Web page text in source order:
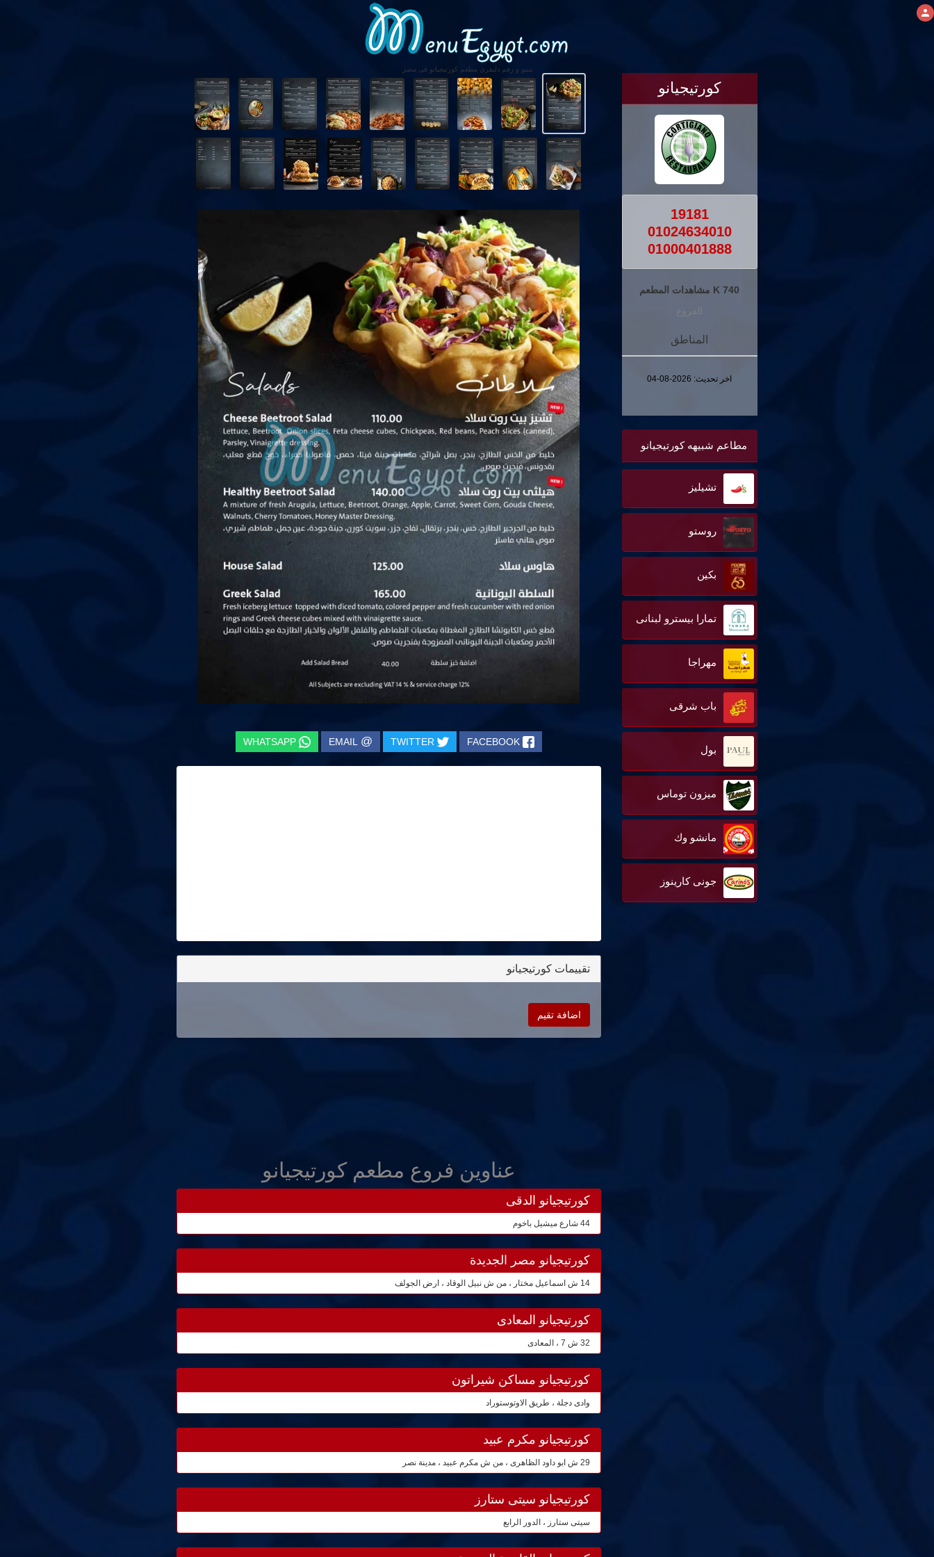
منيو و رقم دليفرى مطعم كورتيجيانو فى مصر
كورتيجيانو
19181
01024634010
01000401888
740 K مشاهدات المطعم
الفروع
المناطق
اخر تحديث: 2026-08-04
مطاعم شبيهه كورتيجيانو
تشيليز
روستو
بكين
تمارا بيسترو لبنانى
مهراجا
باب شرقى
بول
ميزون توماس
مانشو وك
جونى كارينوز
FACEBOOK
TWITTER
@
EMAIL
WHATSAPP
تقييمات كورتيجيانو
اضافة تقيم
عناوين فروع مطعم كورتيجيانو
كورتيجيانو الدقى
44 شارع ميشيل باخوم
كورتيجيانو مصر الجديدة
14 ش اسماعيل مختار ، من ش نبيل الوقاد ، ارض الجولف
كورتيجيانو المعادى
32 ش 7 ، المعادى
كورتيجيانو مساكن شيراتون
وادى دجلة ، طريق الاوتوستوراد
كورتيجيانو مكرم عبيد
29 ش ابو داود الظاهرى ، من ش مكرم عبيد ، مدينة نصر
كورتيجيانو سيتى ستارز
سيتى ستارز ، الدور الرابع